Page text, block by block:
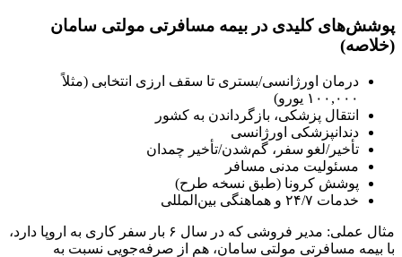
پوشش‌های کلیدی در بیمه مسافرتی مولتی سامان
(خلاصه)
درمان اورژانسی/بستری تا سقف ارزی انتخابی (مثلاً
۱۰۰,۰۰۰ یورو)
انتقال پزشکی، بازگرداندن به کشور
دندانپزشکی اورژانسی
تأخیر/لغو سفر، گم‌شدن/تأخیر چمدان
مسئولیت مدنی مسافر
پوشش کرونا (طبق نسخه طرح)
خدمات ۲۴/۷ و هماهنگی بین‌المللی
مثال عملی: مدیر فروشی که در سال ۶ بار سفر کاری به اروپا دارد،
با بیمه مسافرتی مولتی سامان، هم از صرفه‌جویی نسبت به